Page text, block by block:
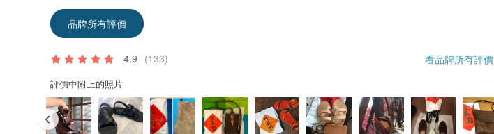
品牌所有評價
4.9 (133) 看品牌所有評價
評價中附上的照片